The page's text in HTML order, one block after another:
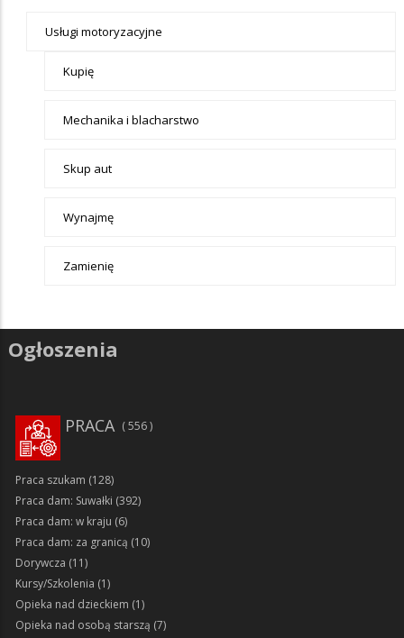
Usługi motoryzacyjne
Kupię
Mechanika i blacharstwo
Skup aut
Wynajmę
Zamienię
Ogłoszenia
PRACA 556
Praca szukam (128)
Praca dam: Suwałki (392)
Praca dam: w kraju (6)
Praca dam: za granicą (10)
Dorywcza (11)
Kursy/Szkolenia (1)
Opieka nad dzieckiem (1)
Opieka nad osobą starszą (7)